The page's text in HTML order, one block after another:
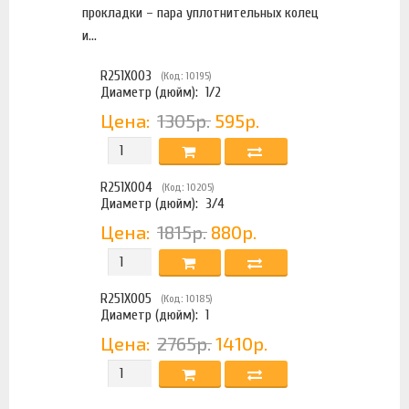
прокладки – пара уплотнительных колец
и...
R251X003 (Код: 10195)
Диаметр (дюйм): 1/2
Цена: 1305р. 595р.
R251X004 (Код: 10205)
Диаметр (дюйм): 3/4
Цена: 1815р. 880р.
R251X005 (Код: 10185)
Диаметр (дюйм): 1
Цена: 2765р. 1410р.